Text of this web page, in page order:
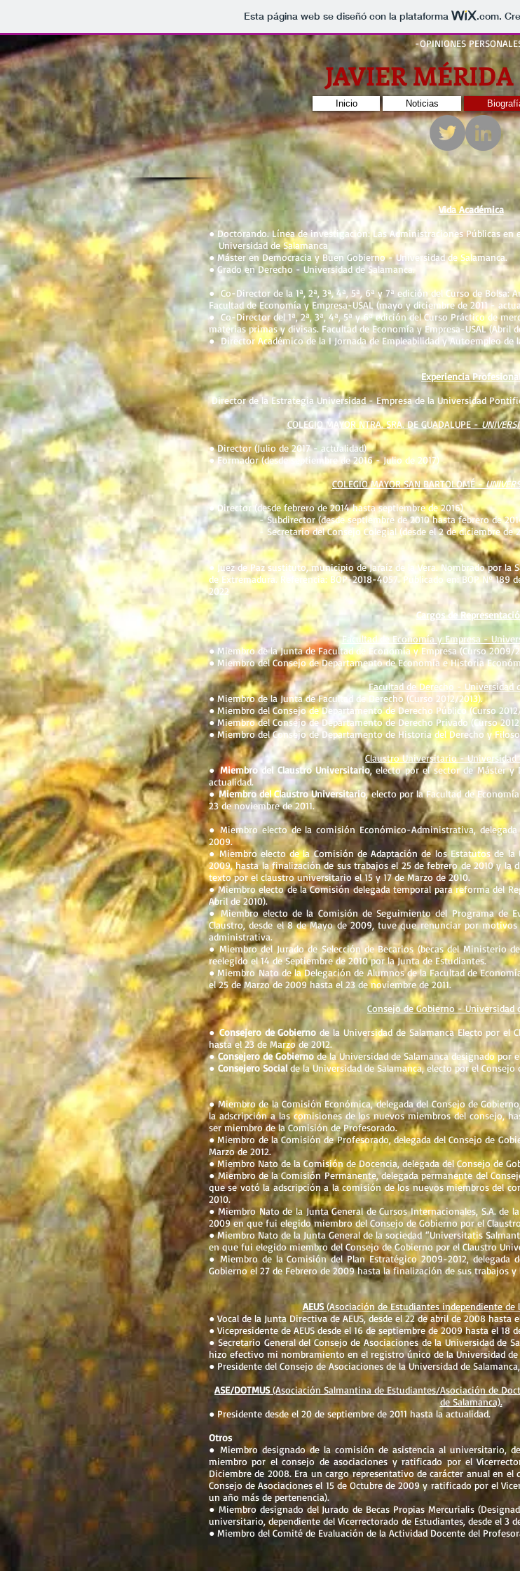
Esta página web se diseñó con la plataforma .com.
-OPINIONES
JAVIER
Inicio Noticias
Vida Académica
● Doctorando. Línea de investigación: Las Administraciones Públicas en
Universidad de Salamanca
● Máster en Democracia y Buen Gobierno - Universidad de Salamanca.
● Grado en Derecho - Universidad de Salamanca.
● Co-Director de la 1ª, 2ª, 3ª, 4ª, 5ª, 6ª y 7ª edición del Curso de Bolsa:
Facultad de Economía y Empresa-USAL (mayo y diciembre de 2011 -
● Co-Director del 1ª, 2ª, 3ª, 4ª, 5ª y 6ª edición del Curso Práctico de
materias primas y divisas. Facultad de Economía y Empresa-USAL (Abril
● Director Académico de la I Jornada de Empleabilidad y Autoempleo de
Experiencia Profesional
Director de la Estrategia Universidad - Empresa de la Universidad
COLEGIO MAYOR NTRA. SRA. DE GUADALUPE -
● Director (Julio de 2017 - actualidad)
● Formador (desde septiembre de 2016 - Julio de 2017)
COLEGIO MAYOR SAN BARTOLOMÉ -
● Director (desde febrero de 2014 hasta septiembre de 2016)
- Subdirector (desde septiembre de 2010 hasta febrero de
- Secretario del Consejo Colegial (desde el 2 de diciembre de
● Juez de Paz sustituto, municipio de Jaraíz de la Vera. Nombrado por la
de Extremadura. Referencia: BOP-2018-4057. Publicado en: BOP Nº 189
2022
Cargos de
Facultad de Economía y Empresa -
● Miembro de la Junta de Facultad de Economía y Empresa (Curso 2009/
● Miembro del Consejo de Departamento de Economía e Historia
Facultad de Derecho - Universidad
● Miembro de la Junta de Facultad de Derecho (Curso 2012/2013).
● Miembro del Consejo de Departamento de Derecho Público (Curso
● Miembro del Consejo de Departamento de Derecho Privado (Curso
● Miembro del Consejo de Departamento de Historia del Derecho y
Claustro Universitario - Universidad
●Miembro del Claustro Universitario, electo por el sector de Máster y
actualidad.
●Miembro del Claustro Universitario, electo por la Facultad de
23 de noviembre de 2011.
● Miembro electo de la comisión Económico-Administrativa,
2009.
● Miembro electo de la Comisión de Adaptación de los Estatutos de la
2009, hasta la finalización de sus trabajos el 25 de febrero de 2010 y
texto por el claustro universitario el 15 y 17 de Marzo de 2010.
● Miembro electo de la Comisión delegada temporal para reforma del
Abril de 2010).
● Miembro electo de la Comisión de Seguimiento del Programa de
Claustro, desde el 8 de Mayo de 2009, tuve que renunciar por
administrativa.
● Miembro del Jurado de Selección de Becarios (becas del Ministerio
reelegido el 14 de Septiembre de 2010 por la Junta de Estudiantes.
● Miembro Nato de la Delegación de Alumnos de la Facultad de
el 25 de Marzo de 2009 hasta el 23 de noviembre de 2011.
Consejo de Gobierno - Universidad
●Consejero de Gobierno de la Universidad de Salamanca Electo por el
hasta el 23 de Marzo de 2012.
●Consejero de Gobierno de la Universidad de Salamanca designado por
● Consejero Social de la Universidad de Salamanca, electo por el
● Miembro de la Comisión Económica, delegada del Consejo de
la adscripción a las comisiones de los nuevos miembros del consejo,
ser miembro de la Comisión de Profesorado.
● Miembro de la Comisión de Profesorado, delegada del Consejo de
Marzo de 2012.
● Miembro Nato de la Comisión de Docencia, delegada del Consejo de
● Miembro de la Comisión Permanente, delegada permanente del
que se votó la adscripción a la comisión de los nuevos miembros del
2010.
● Miembro Nato de la Junta General de Cursos Internacionales, S.A. de
2009 en que fui elegido miembro del Consejo de Gobierno por el
● Miembro Nato de la Junta General de la sociedad “Universitatis
en que fui elegido miembro del Consejo de Gobierno por el Claustro
● Miembro de la Comisión del Plan Estratégico 2009-2012, delegada
Gobierno el 27 de Febrero de 2009 hasta la finalización de sus trabajos
AEUS(Asociación de Estudiantes independiente de
● Vocal de la Junta Directiva de AEUS, desde el 22 de abril de 2008 hasta
● Vicepresidente de AEUS desde el 16 de septiembre de 2009 hasta el 18
● Secretario General del Consejo de Asociaciones de la Universidad de
hizo efectivo mi nombramiento en el registro único de la Universidad de
● Presidente del Consejo de Asociaciones de la Universidad de
ASE/DOTMUS(Asociación Salmantina de Estudiantes/Asociación de
de Salamanca).
● Presidente desde el 20 de septiembre de 2011 hasta la actualidad.
Otros
● Miembro designado de la comisión de asistencia al universitario,
miembro por el consejo de asociaciones y ratificado por el
Diciembre de 2008. Era un cargo representativo de carácter anual en
Consejo de Asociaciones el 15 de Octubre de 2009 y ratificado por el
un año más de pertenencia).
● Miembro designado del Jurado de Becas Propias Mercurialis
universitario, dependiente del Vicerrectorado de Estudiantes, desde el 3
● Miembro del Comité de Evaluación de la Actividad Docente del